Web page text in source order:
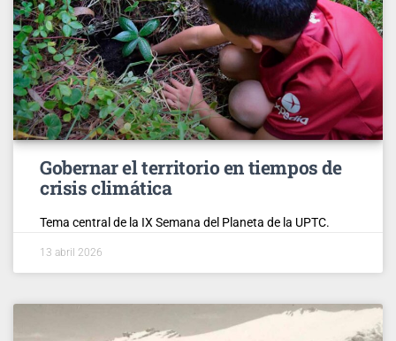
Gobernar el territorio en tiempos de
crisis climática
Tema central de la IX Semana del Planeta de la UPTC.
13 abril 2026